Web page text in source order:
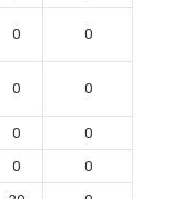
0 0
0 0
0
0
0
0